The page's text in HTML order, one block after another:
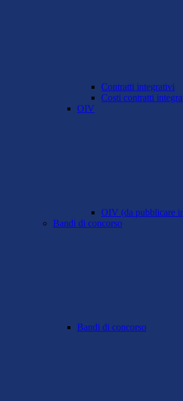
Contratti integrativi
Costi contratti
OIV
OIV (da pubblicare
Bandi di concorso
Bandi di concorso